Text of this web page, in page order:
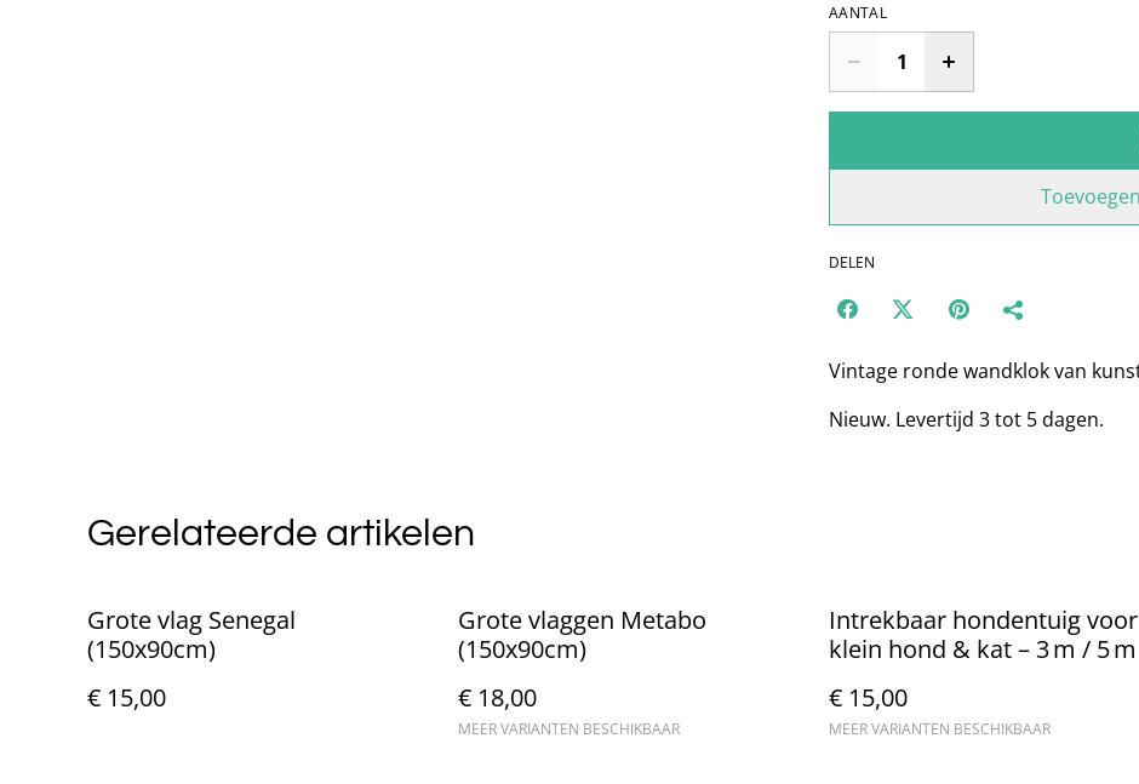
AANTAL
DELEN
Vintage ronde wandklok van
Nieuw. Levertijd 3 tot 5 dagen.
Gerelateerde artikelen
Grote vlag Senegal
(150x90cm)
€ 15,00
Grote vlaggen Metabo
(150x90cm)
€ 18,00
MEER VARIANTEN BESCHIKBAAR
Intrekbaar hondentuig voor
klein hond & kat – 3 m / 5 m
€ 15,00
MEER VARIANTEN BESCHIKBAAR